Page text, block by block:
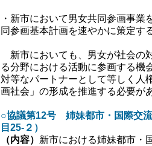
・新市において男女共同参画事
同参画基本計画を速やかに策定す
新市においても、男女が社会の
る分野における活動に参画する機
対等なパートナーとして等しく人
画社会」の形成を推進する必要が
○協議第12号 姉妹都市・国際交
目25‐２）
（内容） 新市における姉妹都市・